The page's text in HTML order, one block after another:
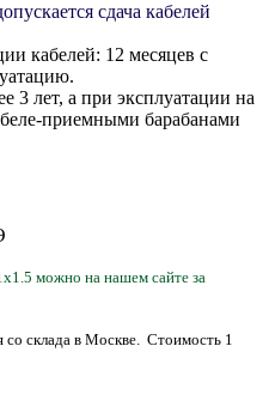
сдача кабелей
кабелей: 12 месяцев с
3 лет, а при эксплуатации на
приемными барабанами
х1. 5 можно на нашем сайте за
со склада в Москве. Стоимость 1